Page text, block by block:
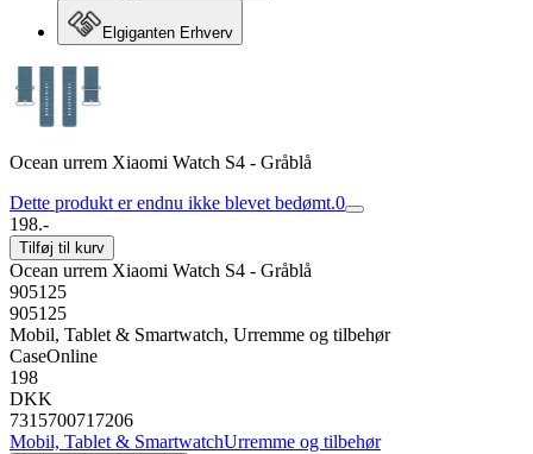
Elgiganten Erhverv
Ocean urrem Xiaomi Watch S4 - Gråblå
Dette produkt er endnu ikke blevet bedømt.0
198.-
Tilføj til kurv
Ocean urrem Xiaomi Watch S4 - Gråblå
905125
905125
Mobil, Tablet & Smartwatch, Urremme og tilbehør
CaseOnline
198
DKK
7315700717206
Mobil, Tablet & SmartwatchUrremme og tilbehør